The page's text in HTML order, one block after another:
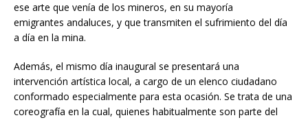
ese arte que venía de los mineros, en su mayoría
emigrantes andaluces, y que transmiten el sufrimiento del día
a día en la mina.
Además, el mismo día inaugural se presentará una
intervención artística local, a cargo de un elenco ciudadano
conformado especialmente para esta ocasión. Se trata de una
coreografía en la cual, quienes habitualmente son parte del